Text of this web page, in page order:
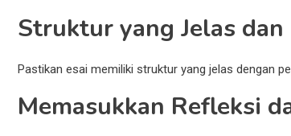
Struktur yang Jelas dan
Pastikan esai memiliki struktur yang jelas dengan
Memasukkan Refleksi